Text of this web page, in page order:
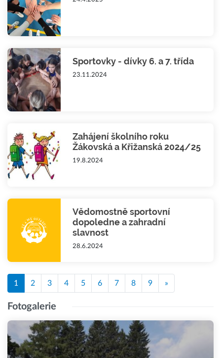
Sportovky - dívky 6. a 7. třída
23.11.2024
Zahájení školního roku
Žákovská a Křižanská 2024/25
19.8.2024
Vědomostně sportovní
dopoledne a zahradní
slavnost
28.6.2024
1 2 3 4 5 6 7 8 9 »
Fotogalerie